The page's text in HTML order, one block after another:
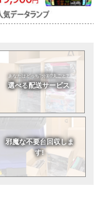
あなたはどっち?分割?丸ごと?
選べる配送サービス
邪魔な不要台回収しま
す!